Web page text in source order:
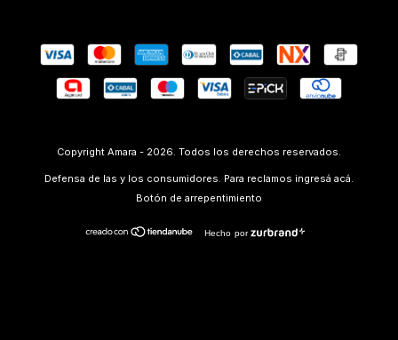
Copyright Amara - 2026. Todos los derechos reservados.
Defensa de las y los consumidores. Para reclamos ingresá acá.
Botón de arrepentimiento
Hecho por